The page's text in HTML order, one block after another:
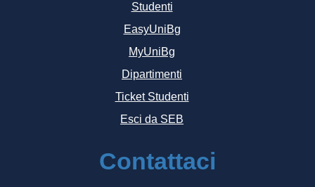
Studenti
EasyUniBg
MyUniBg
Dipartimenti
Ticket Studenti
Esci da SEB
Contattaci